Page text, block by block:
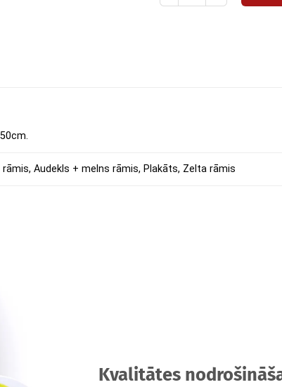
Audekls + melns rāmis, Plakāts, Zelta rāmis
Kvalitātes